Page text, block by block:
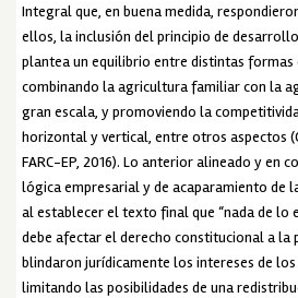
Integral que, en buena medida,
ellos, la inclusión del principio de
plantea un equilibrio entre distintas formas
combinando la agricultura familiar con la
gran escala, y promoviendo la
horizontal y vertical, entre otros aspectos
FARC-EP, 2016). Lo anterior alineado y en
lógica empresarial y de acaparamiento de
al establecer el texto final que “nada de lo
debe afectar el derecho constitucional a la
blindaron jurídicamente los intereses de
limitando las posibilidades de una